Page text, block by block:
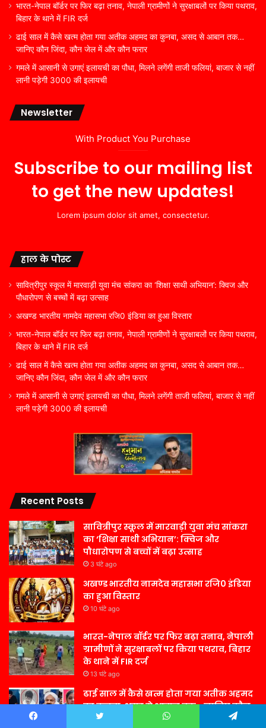
भारत-नेपाल बॉर्डर पर फिर बढ़ा तनाव, नेपाली ग्रामीणों ने सुरक्षाबलों पर किया पथराव,
बिहार के थाने में FIR दर्ज
ढाई साल में कैसे खत्म होता गया अतीक अहमद का कुनबा, असद से आबान तक…
जानिए कौन जिंदा, कौन जेल में और कौन फरार
गमले में आसानी से उगाएं इलायची का पौधा, मिलने लगेंगी ताजी फलियां, बाजार से नहीं
लानी पड़ेगी 3000 की इलायची
Newsletter
With Product You Purchase
Subscribe to our mailing list
to get the new updates!
Lorem ipsum dolor sit amet, consectetur.
हाल के पोस्ट
सावित्रीपुर स्कूल में मारवाड़ी युवा मंच सांकरा का ‘शिक्षा साथी अभियान’: क्विज और
पौधारोपण से बच्चों में बढ़ा उत्साह
अखण्ड भारतीय नामदेव महासभा रजि0 इंडिया का हुआ विस्तार
भारत-नेपाल बॉर्डर पर फिर बढ़ा तनाव, नेपाली ग्रामीणों ने सुरक्षाबलों पर किया पथराव,
बिहार के थाने में FIR दर्ज
ढाई साल में कैसे खत्म होता गया अतीक अहमद का कुनबा, असद से आबान तक…
जानिए कौन जिंदा, कौन जेल में और कौन फरार
गमले में आसानी से उगाएं इलायची का पौधा, मिलने लगेंगी ताजी फलियां, बाजार से नहीं
लानी पड़ेगी 3000 की इलायची
Recent Posts
सावित्रीपुर स्कूल में मारवाड़ी युवा मंच सांकरा
का ‘शिक्षा साथी अभियान’: क्विज और
पौधारोपण से बच्चों में बढ़ा उत्साह
3 घंटे ago
अखण्ड भारतीय नामदेव महासभा रजि0 इंडिया
का हुआ विस्तार
10 घंटे ago
भारत-नेपाल बॉर्डर पर फिर बढ़ा तनाव, नेपाली
ग्रामीणों ने सुरक्षाबलों पर किया पथराव, बिहार
के थाने में FIR दर्ज
13 घंटे ago
ढाई साल में कैसे खत्म होता गया अतीक अहमद
का कुनबा, असद से आबान तक… जानिए कौन
जिंदा, कौन जेल में और कौन फरार